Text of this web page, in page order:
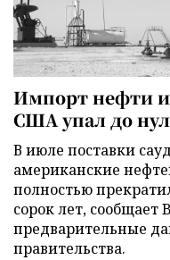
Импорт нефти
США упал до
В июле поставки
американские
полностью
сорок лет, сообщает
предварительные
правительства.